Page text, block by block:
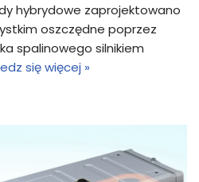
hybrydowe zaprojektowano
oszczędne poprzez
spalinowego silnikiem
się więcej »